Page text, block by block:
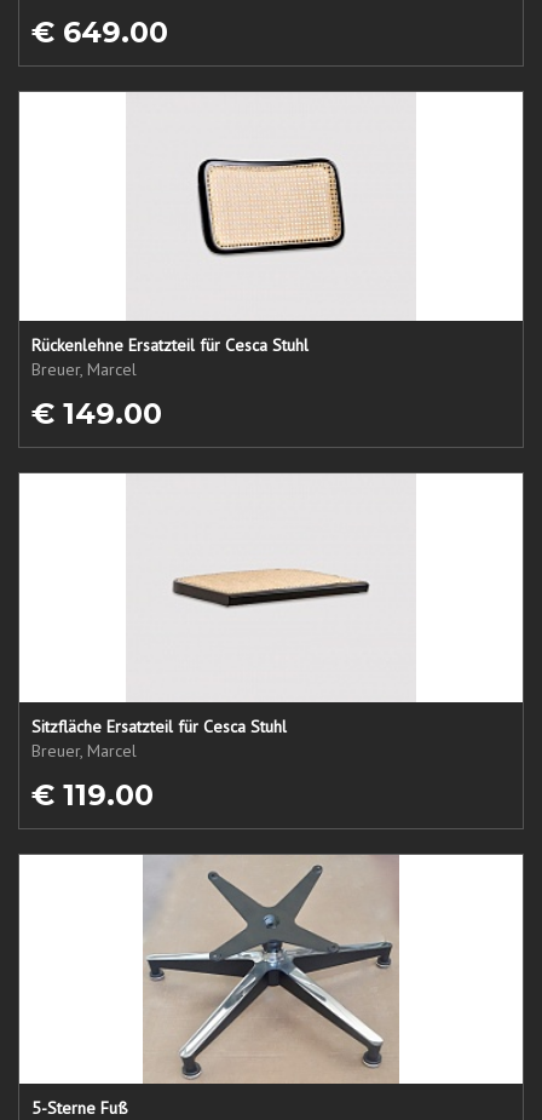
€ 649.00
Rückenlehne Ersatzteil für Cesca Stuhl
Breuer, Marcel
€ 149.00
Sitzfläche Ersatzteil für Cesca Stuhl
Breuer, Marcel
€ 119.00
5-Sterne Fuß